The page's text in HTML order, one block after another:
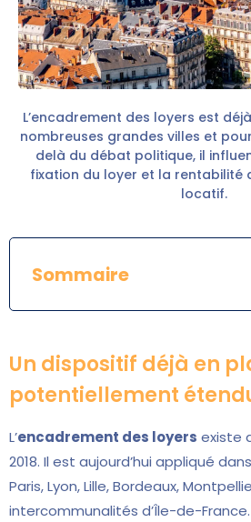
L’encadrement des loyers est
nombreuses grandes villes et
delà du débat politique, il
fixation du loyer et la rentabilité
locatif.
Sommaire
Un dispositif déjà en
potentiellement
L’encadrement des loyers existe
2018. Il est aujourd’hui appliqué
Paris, Lyon, Lille, Bordeaux,
intercommunalités d’Île-de-France.